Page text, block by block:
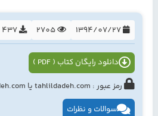
1394/07/27
2705
437
دانلود رایگان کتاب ( PDF )
رمز عبور : tahlildadeh.com یا www.tahlildadeh.com
سوالات و نظرات